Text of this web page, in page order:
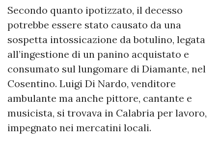
Secondo quanto ipotizzato, il decesso
potrebbe essere stato causato da una
sospetta intossicazione da botulino, legata
all’ingestione di un panino acquistato e
consumato sul lungomare di Diamante, nel
Cosentino. Luigi Di Nardo, venditore
ambulante ma anche pittore, cantante e
musicista, si trovava in Calabria per lavoro,
impegnato nei mercatini locali.